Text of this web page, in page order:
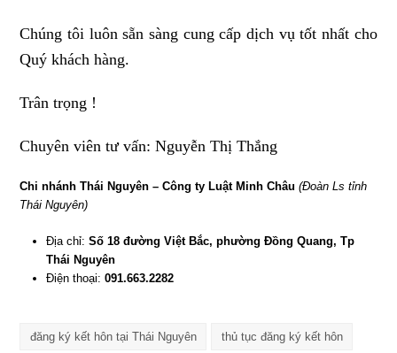
Chúng tôi luôn sẵn sàng cung cấp dịch vụ tốt nhất cho
Quý khách hàng.
Trân trọng !
Chuyên viên tư vấn: Nguyễn Thị Thắng
Chi nhánh Thái Nguyên – Công ty Luật Minh Châu (Đoàn Ls tỉnh
Thái Nguyên)
Địa chỉ: Số 18 đường Việt Bắc, phường Đồng Quang, Tp
Thái Nguyên
Điện thoại:091.663.2282
đăng ký kết hôn tại Thái Nguyên thủ tục đăng ký kết hôn